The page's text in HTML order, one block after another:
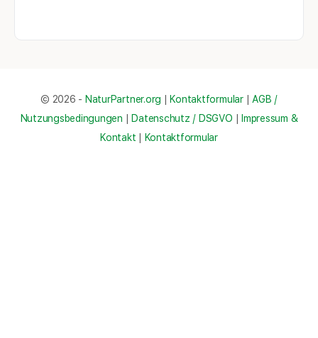
© 2026 - NaturPartner.org Kontaktformular| AGB /
Nutzungsbedingungen
Datenschutz / DSGVO
Impressum &
Kontakt
Kontaktformular